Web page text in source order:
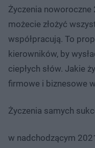
Życzenia
możecie złożyć
współpracują. To
kierowników, by
ciepłych słów. Jakie
firmowe i biznesowe
Życzenia samych
w nadchodzącym